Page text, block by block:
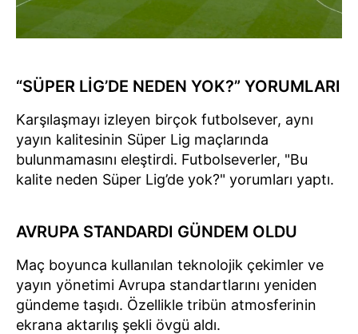
“SÜPER LİG’DE NEDEN YOK?” YORUMLARI
Karşılaşmayı izleyen birçok futbolsever, aynı
yayın kalitesinin Süper Lig maçlarında
bulunmamasını eleştirdi. Futbolseverler, "Bu
kalite neden Süper Lig’de yok?" yorumları yaptı.
AVRUPA STANDARDI GÜNDEM OLDU
Maç boyunca kullanılan teknolojik çekimler ve
yayın yönetimi Avrupa standartlarını yeniden
gündeme taşıdı. Özellikle tribün atmosferinin
ekrana aktarılış şekli övgü aldı.